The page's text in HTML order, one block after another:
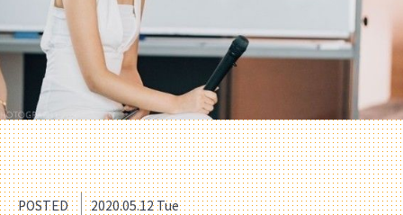
POSTED 2020.05.12 Tue